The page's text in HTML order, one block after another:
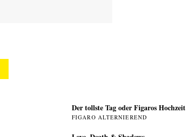
Der tollste Tag oder Figaros Hochzeit
FIGARO ALTERNIEREND